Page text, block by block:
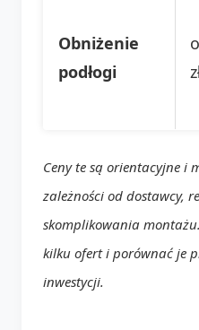
Obniżenie
podłogi
Ceny te są orientacyjne i
zależności od dostawcy,
skomplikowania
kilku ofert i porównać je
inwestycji.